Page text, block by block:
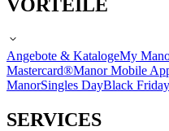
VORTEILE
Angebote & KatalogeMy
Mastercard®Manor Mobile
ManorSingles DayBlack Friday
SERVICES